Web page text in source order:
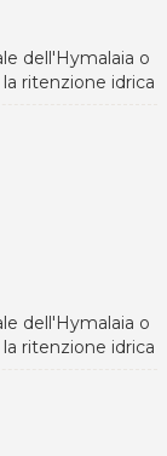
dell'Hymalaia o
ritenzione idrica
dell'Hymalaia o
ritenzione idrica